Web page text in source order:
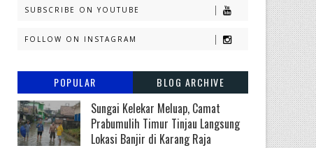
SUBSCRIBE ON YOUTUBE
FOLLOW ON INSTAGRAM
POPULAR BLOG ARCHIVE
Sungai Kelekar Meluap, Camat
Prabumulih Timur Tinjau Langsung
Lokasi Banjir di Karang Raja